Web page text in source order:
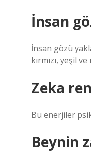
İnsan
İnsan gözü
kırmızı, yeşil
Zeka
Bu enerjiler
Beynin